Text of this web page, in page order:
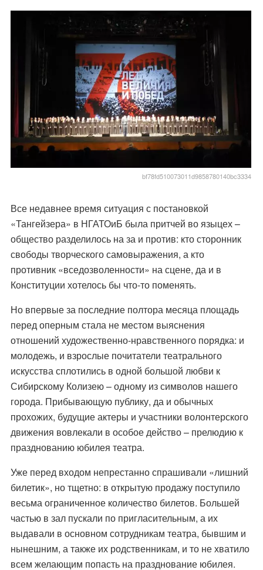
bf78fd510073011d9858780140bc3334
Все недавнее время ситуация с постановкой
«Тангейзера» в НГАТОиБ была притчей во языцех –
общество разделилось на за и против: кто сторонник
свободы творческого самовыражения, а кто
противник «вседозволенности» на сцене, да и в
Конституции хотелось бы что-то поменять.
Но впервые за последние полтора месяца площадь
перед оперным стала не местом выяснения
отношений художественно-нравственного порядка: и
молодежь, и взрослые почитатели театрального
искусства сплотились в одной большой любви к
Сибирскому Колизею – одному из символов нашего
города. Прибывающую публику, да и обычных
прохожих, будущие актеры и участники волонтерского
движения вовлекали в особое действо – прелюдию к
празднованию юбилея театра.
Уже перед входом непрестанно спрашивали «лишний
билетик», но тщетно: в открытую продажу поступило
весьма ограниченное количество билетов. Большей
частью в зал пускали по пригласительным, а их
выдавали в основном сотрудникам театра, бывшим и
нынешним, а также их родственникам, и то не хватило
всем желающим попасть на празднование юбилея.